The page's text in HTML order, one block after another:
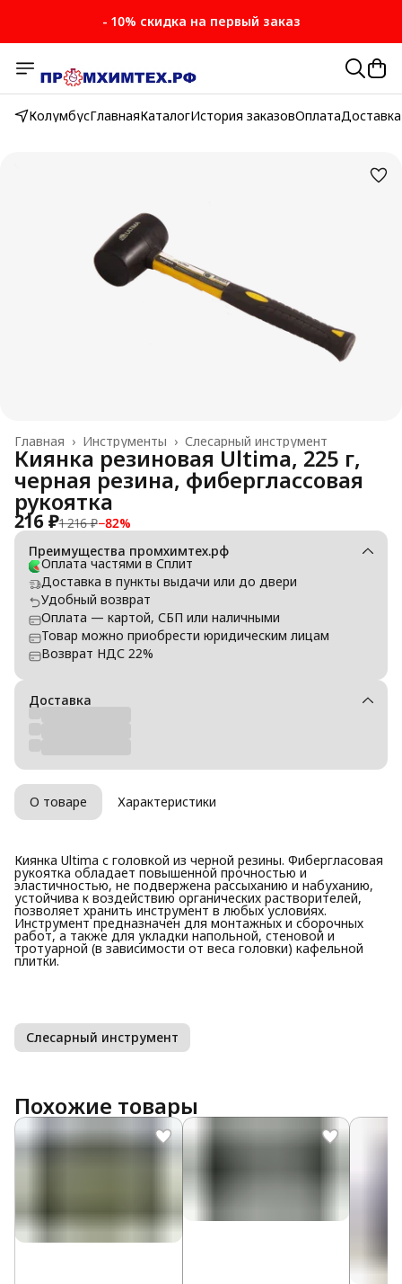
- 10% скидка на первый заказ
КолумбусГлавнаяКаталогИстория заказовОплатаДоставка
Слесарный инструмент
Инструменты ›
Главная ›
Киянка резиновая Ultima, 225 г,
черная резина, фиберглассовая
рукоятка
216 ₽1 216 ₽−82%
Преимущества промхимтех.рф
Оплата частями в Сплит
Доставка в пункты выдачи или до двери
Удобный возврат
Оплата — картой, СБП или наличными
Товар можно приобрести юридическим лицам
Возврат НДС 22%
Доставка
О товаре Характеристики
Киянка Ultima с головкой из черной резины. Фибергласовая
рукоятка обладает повышенной прочностью и
эластичностью, не подвержена рассыханию и набуханию,
устойчива к воздействию органических растворителей,
позволяет хранить инструмент в любых условиях.
Инструмент предназначен для монтажных и сборочных
работ, а также для укладки напольной, стеновой и
тротуарной (в зависимости от веса головки) кафельной
плитки.
Слесарный инструмент
Похожие товары